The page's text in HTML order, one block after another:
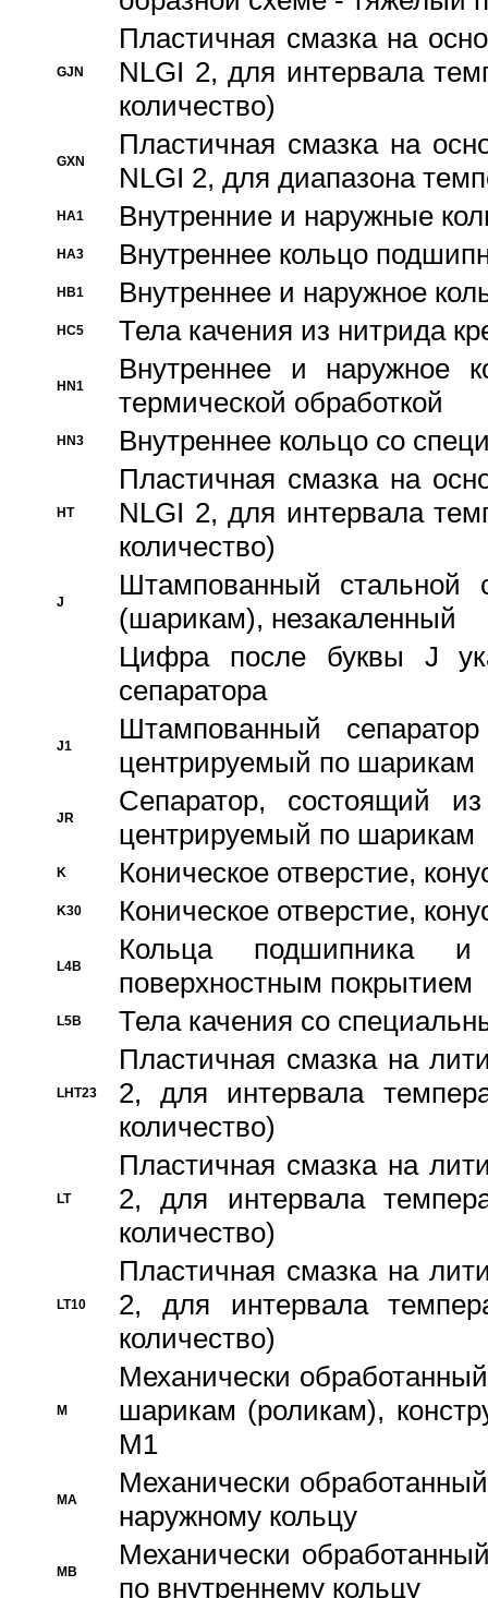
GJN
Пластичная смазка на
NLGI 2, для интервала
количество)
GXN
Пластичная смазка на
NLGI 2, для диапазона
HA1 Внутренние и наружные
HA3 Bнутреннее кольцо
HB1 Bнутреннее и наружное
HC5 Тела качения из нитрида
HN1
Bнутреннее и наружное
термической обработкой
HN3 Внутреннее кольцо со
HT
Пластичная смазка на
NLGI 2, для интервала
количество)
J
Штампованный стальной
(шарикам), незакаленный
Цифра после буквы J
сепаратора
J1
Штампованный
центрируемый по шарикам
JR
Сепаратор, состоящий
центрируемый по шарикам
K Коническое отверстие,
K30 Коническое отверстие,
L4B
Кольца подшипника
поверхностным покрытием
L5B Тела качения со
LHT23
Пластичная смазка на
2, для интервала
количество)
LT
Пластичная смазка на
2, для интервала
количество)
LT10
Пластичная смазка на
2, для интервала
количество)
M
Механически
шарикам (роликам),
M1
MA
Механически
наружному кольцу
MB
Механически
по внутреннему кольцу